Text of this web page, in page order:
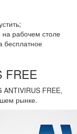
на рабочем столе
бесплатное
FREE
ANTIVIRUS FREE,
рынке.